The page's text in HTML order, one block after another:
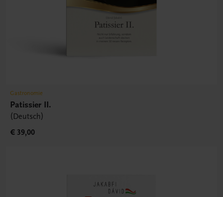
Gastronomie
Patissier II.
(Deutsch)
€ 39,00